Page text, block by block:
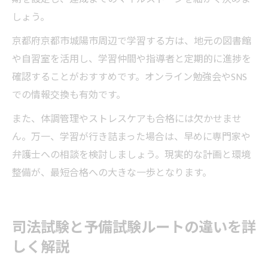
しょう。
京都府京都市城陽市周辺で学習する方は、地元の図書館
や自習室を活用し、学習仲間や指導者と定期的に進捗を
確認することがおすすめです。オンライン勉強会やSNS
での情報交換も有効です。
また、体調管理やストレスケアも合格には欠かせませ
ん。万一、学習が行き詰まった場合は、早めに専門家や
弁護士への相談を検討しましょう。現実的な計画と環境
整備が、最短合格への大きな一歩となります。
司法試験と予備試験ルートの違いを詳
しく解説